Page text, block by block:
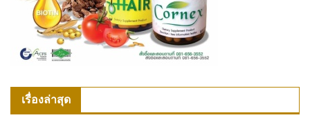
เรื่องล่าสุด